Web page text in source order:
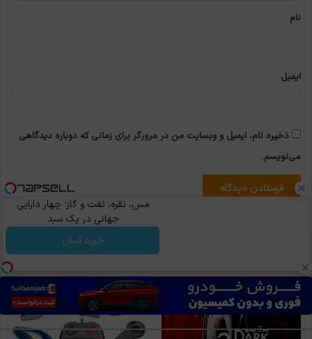
نام
ایمیل
ذخیره نام، ایمیل و وبسایت من در مرورگر برای زمانی که دوباره دیدگاهی
می‌نویسم.
مس، نقره، نفت و گاز؛ چهار دارایی
جهانی در یک سبد
خرید آسان